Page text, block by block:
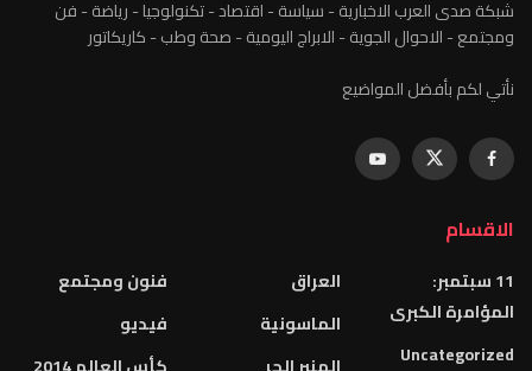
شبكة صدى العرب الاخبارية - سياسة - اقتصاد - تكنولوجيا - رياضة - فن
ومجتمع - الاحوال الجوية - الابراج اليومية - صحة وطب - كاريكاتور
نأتي لكم بأفضل المواضيع
الاقسام
11 سبتمبر:
المؤامرة الكبرى
Uncategorized
العراق
الماسونية
فنون ومجتمع
فيديو